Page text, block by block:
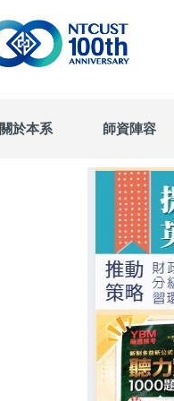
關於本系 師資陣容